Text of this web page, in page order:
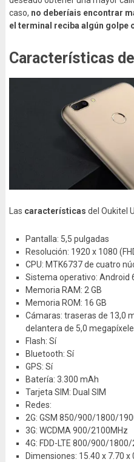
caso, no deberíais encontrar
el terminal reciba algún golpe
Características
Las características del Oukitel
Pantalla: 5,5 pulgadas
Resolución: 1920 x 1080
CPU: MTK6737 de cuatro
Sistema operativo: Android
Memoria RAM: 2 GB
Memoria ROM: 16 GB
Cámaras: traseras de 13,0
delantera de 5,0
Flash: Sí
Bluetooth: Sí
GPS: Sí
Batería: 3.300 mAh
Tarjeta SIM: Dual SIM
Redes:
2G: GSM 850/900/1800/
3G: WCDMA 900/2100MHz
4G: FDD-LTE 800/900/
Dimensiones: 15.40 x 7.70